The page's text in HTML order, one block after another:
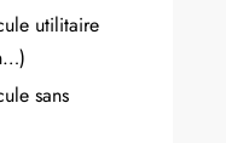
utilitaire
sans